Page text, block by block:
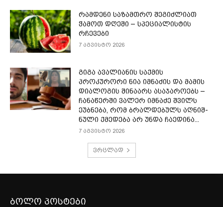
რამდენი საზამთრო შეგიძლიათ
ჭამოთ დღეში – სპეციალისტის
რჩევები
7 აგვისტო 2026
გიგა ავალიანის საქმის
პროკურორი ნია იმნაძის და მამის
დიალოგის შინაარს ასაჯაროებს –
ჩა­ნა­წერ­ში ვა­ლერ იმ­ნა­ძე შვილს
ეუბ­ნე­ბა, რომ ბრალ­დე­ბულს აღ­ნიშ­
ნუ­ლი ქმე­დე­ბა არ უნდა ჩა­ე­დი­ნა...
7 აგვისტო 2026
ვრცლად
ბოლო პოსტები